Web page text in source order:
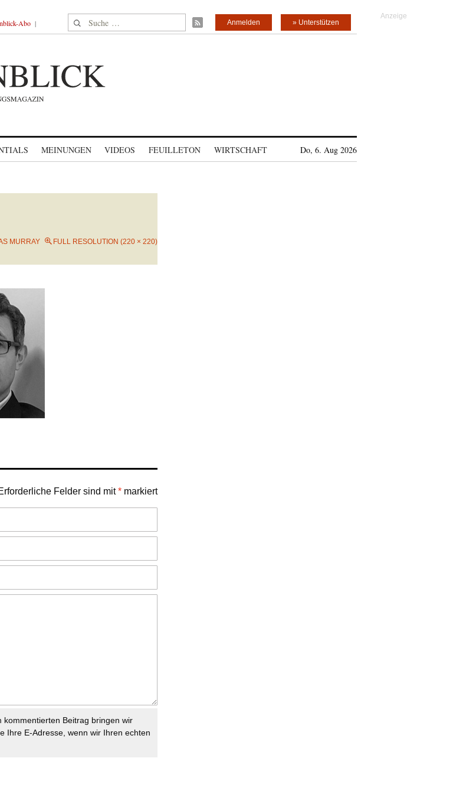
Abo Suche nach: » Unterstützen
Anmelden
MEINUNGEN VIDEOS FEUILLETON WIRTSCHAFT Do, 6. Aug 2026
MURRAY FULL RESOLUTION (220 × 220)
Felder sind mit* markiert
Beitrag bringen wir
Ihre E-Adresse, wenn wir Ihren echten